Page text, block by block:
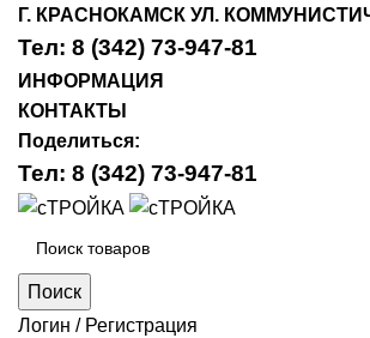
Г. КРАСНОКАМСК УЛ.
Тел: 8 (342) 73-947-81
ИНФОРМАЦИЯ
КОНТАКТЫ
Поделиться:
Тел: 8 (342) 73-947-81
Поиск
Логин / Регистрация